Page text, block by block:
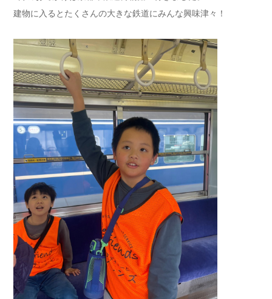
建物に入るとたくさんの大きな鉄道にみんな興味津々！